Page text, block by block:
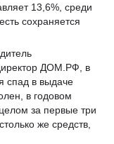
13,6%, среди
сохраняется
ДОМ.РФ, в
спад в выдаче
в годовом
за первые три
же средств,